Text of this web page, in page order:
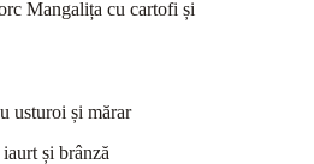
Mangalița cu cartofi și
usturoi și mărar
și brânză